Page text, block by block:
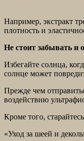
Например, экстракт
плотность и
Не стоит забывать и
Избегайте солнца,
солнце может
Прежде чем
воздействию
Кроме того,
«Уход за шеей и